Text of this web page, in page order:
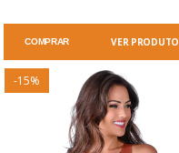
COMPRAR VER PRODUTO
-15%